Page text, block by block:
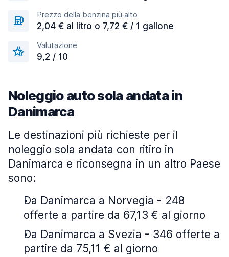
Prezzo della benzina più alto
2,04 € al litro o 7,72 € / 1 gallone
Valutazione
9,2 / 10
Noleggio auto sola andata in
Danimarca
Le destinazioni più richieste per il
noleggio sola andata con ritiro in
Danimarca e riconsegna in un altro Paese
sono:
Da Danimarca a Norvegia - 248
offerte a partire da 67,13 € al giorno
Da Danimarca a Svezia - 346 offerte a
partire da 75,11 € al giorno